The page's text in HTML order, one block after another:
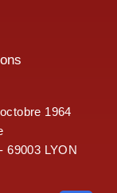
1964
69003 LYON